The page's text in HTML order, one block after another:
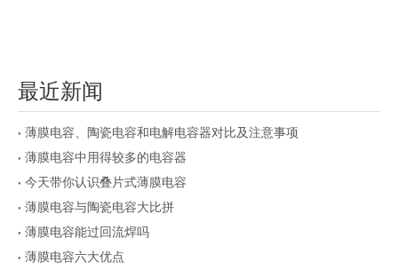
最近新闻
薄膜电容、陶瓷电容和电解电容器对比及注意事项
薄膜电容中用得较多的电容器
今天带你认识叠片式薄膜电容
薄膜电容与陶瓷电容大比拼
薄膜电容能过回流焊吗
薄膜电容六大优点